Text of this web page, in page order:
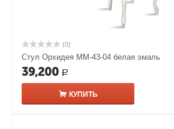
(0)
Стул Орхидея ММ-43-04 белая эмаль
39,200 Р
КУПИТЬ